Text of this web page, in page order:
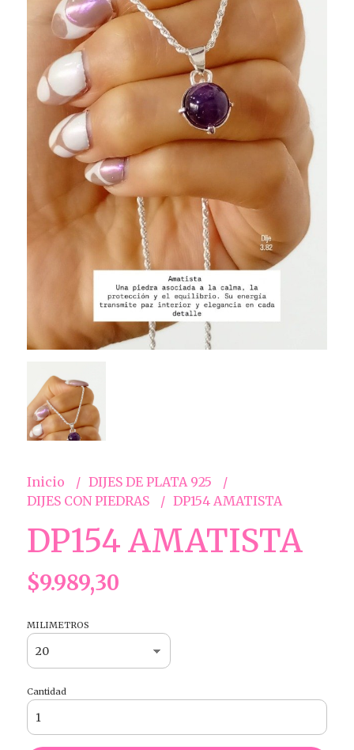
Inicio
DIJES DE PLATA 925
DIJES CON PIEDRAS
DP154 AMATISTA
DP154 AMATISTA
$9.989,30
MILIMETROS
Cantidad